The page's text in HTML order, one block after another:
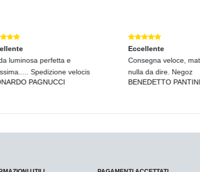
luminosa perfetta e
Spedizione velocis
PAGNUCCI
Eccellente
Consegna veloce,
nulla da dire. Negoz
BENEDETTO PANTINI